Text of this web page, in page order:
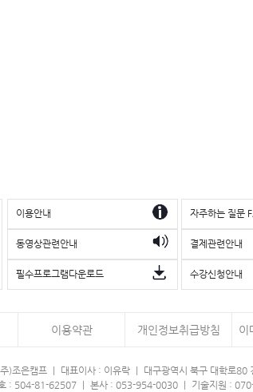
이용안내
동영상관련안내
필수프로그램다운로드
자주하는 질문
결제관련안내
수강신청안내
이용약관 개인정보취급방침 이
)조은캠프 ㅣ 대표이사 : 이유락 ㅣ 대구광역시 북구 대학로80
: 504-81-62507 ㅣ 본사 : 053-954-0030 ㅣ 기술지원 :